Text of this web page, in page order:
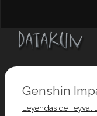
Genshin
Leyendas de Teyvat